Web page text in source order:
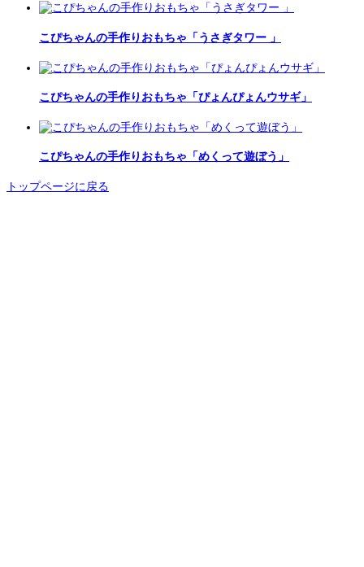
こぴちゃんの手作りおもちゃ「うさぎタワー 」
こぴちゃんの手作りおもちゃ「ぴょんぴょんウサギ」
こぴちゃんの手作りおもちゃ「めくって遊ぼう」
トップページに戻る